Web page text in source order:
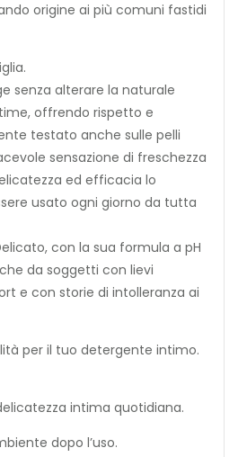
origine ai più comuni fastidi
senza alterare la naturale
offrendo rispetto e
testato anche sulle pelli
sensazione di freschezza
ed efficacia lo
usato ogni giorno da tutta
con la sua formula a pH
da soggetti con lievi
e con storie di intolleranza ai
per il tuo detergente intimo.
intima quotidiana.
dopo l’uso.